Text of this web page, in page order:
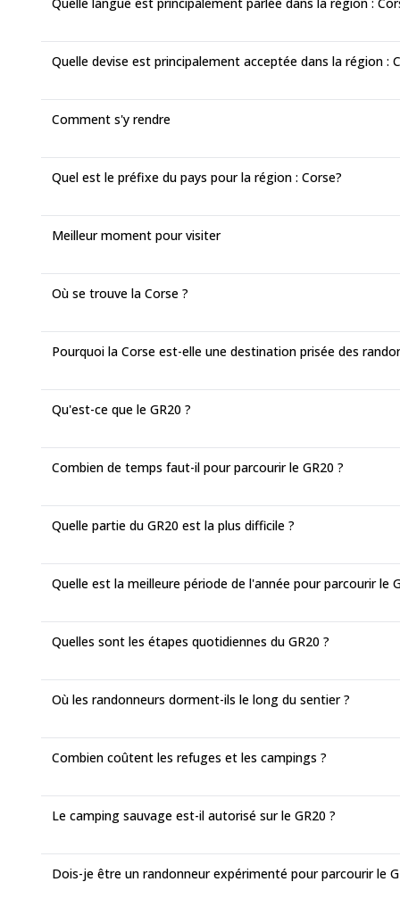
Quelle devise est principalement acceptée dans la région :
Comment s'y rendre
Quel est le préfixe du pays pour la région : Corse?
Meilleur moment pour visiter
Où se trouve la Corse ?
Pourquoi la Corse est-elle une destination prisée des
Qu'est-ce que le GR20 ?
Combien de temps faut-il pour parcourir le GR20 ?
Quelle partie du GR20 est la plus difficile ?
Quelle est la meilleure période de l'année pour parcourir le
Quelles sont les étapes quotidiennes du GR20 ?
Où les randonneurs dorment-ils le long du sentier ?
Combien coûtent les refuges et les campings ?
Le camping sauvage est-il autorisé sur le GR20 ?
Dois-je être un randonneur expérimenté pour parcourir le